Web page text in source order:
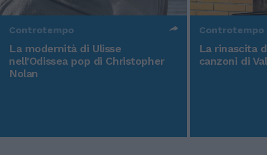
Controtempo
La modernità di Ulisse
nell'Odissea pop di Christopher
Nolan
Controtempo
La rinascita
canzoni di